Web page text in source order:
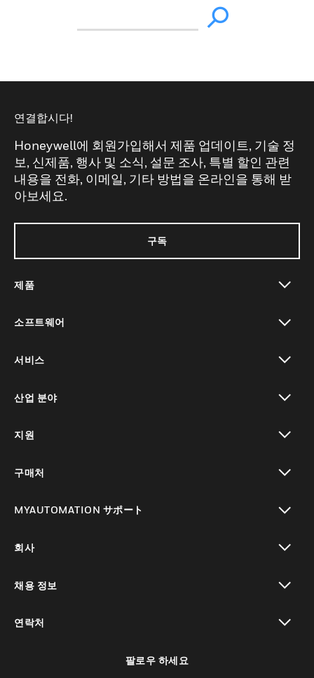
연결합시다!
Honeywell에 회원가입해서 제품 업데이트, 기술 정
보, 신제품, 행사 및 소식, 설문 조사, 특별 할인 관련
내용을 전화, 이메일, 기타 방법을 온라인을 통해 받
아보세요.
구독
제품
소프트웨어
서비스
산업 분야
지원
구매처
MYAUTOMATION サポート
회사
채용 정보
연락처
팔로우 하세요